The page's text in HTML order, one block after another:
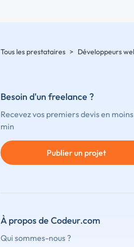
Tous les prestataires > Développeurs
Besoin d'un freelance ?
Recevez vos premiers devis en
min
Publier un projet
À propos de Codeur.com
Qui sommes-nous ?